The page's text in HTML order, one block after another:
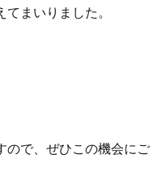
まいりました。
ので、ぜひこの機会にご